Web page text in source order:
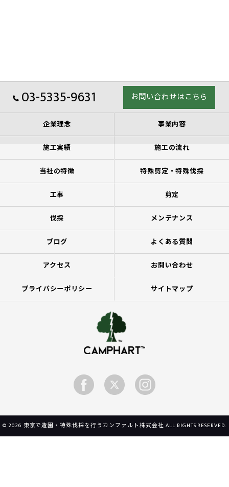
03-5335-9631 お問い合わせはこちら
企業理念 事業内容
施工実績 施工の流れ
当社の特徴 特殊剪定・特殊伐採
工事 剪定
伐採 メンテナンス
ブログ よくある質問
アクセス お問い合わせ
プライバシーポリシー サイトマップ
© 2026 東京で造園・特殊伐採を行うカンファルト株式会社 ALL RIGHTS RESERVED.